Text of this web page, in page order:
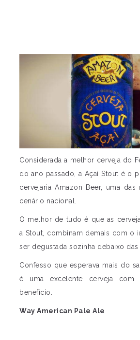
Considerada a melhor cerveja do
do ano passado, a Açaí Stout é o
cervejaria Amazon Beer, uma das
cenário nacional.
O melhor de tudo é que as
a Stout, combinam demais com o
ser degustada sozinha debaixo das
Confesso que esperava mais do
é uma excelente cerveja
benefício.
Way American Pale Ale